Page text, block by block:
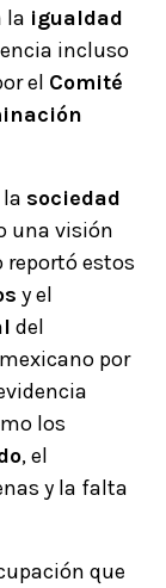
la igualdad
incluso
el Comité
sociedad
una visión
estos
y el
del
por
los
, el
y la falta
que